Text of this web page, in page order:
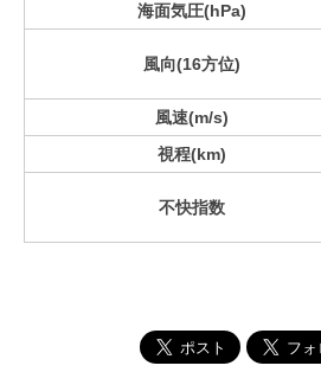
海面気圧(hPa)
風向(16方位)
風速(m/s)
視程(km)
不快指数